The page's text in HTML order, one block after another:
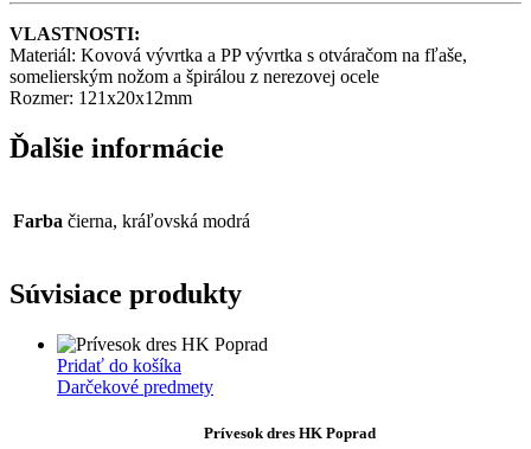
VLASTNOSTI:
Materiál: Kovová vývrtka a PP vývrtka s otváračom na fľaše,
somelierským nožom a špirálou z nerezovej ocele
Rozmer: 121x20x12mm
Ďalšie informácie
Farba čierna, kráľovská modrá
Súvisiace produkty
Pridať do košíka
Darčekové predmety
Prívesok dres HK Poprad